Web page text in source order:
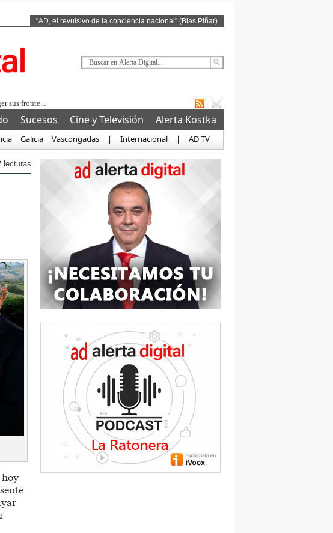
"AD, el revulsivo de la conciencia nacional" (Blas Piñar)
Sucesos Cine y Televisión
Alerta Kostka
Galicia Vascongadas | Internacional | AD TV
lecturas